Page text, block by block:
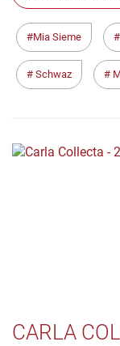
Mia Sieme
Schwaz
CARLA